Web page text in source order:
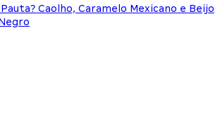
Caolho, Caramelo Mexicano e Beijo